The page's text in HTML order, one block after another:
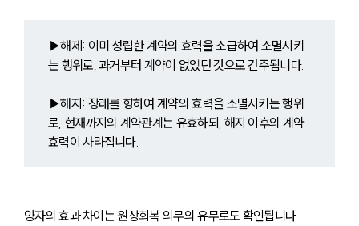
▶해제: 이미 성립한 계약의 효력을 소급하여 소멸시키
는 행위로, 과거부터 계약이 없었던 것으로 간주됩니다.
▶해지: 장래를 향하여 계약의 효력을 소멸시키는 행위
로, 현재까지의 계약관계는 유효하되, 해지 이후의 계약
효력이 사라집니다.
양자의 효과 차이는 원상회복 의무의 유무로도 확인됩니다.